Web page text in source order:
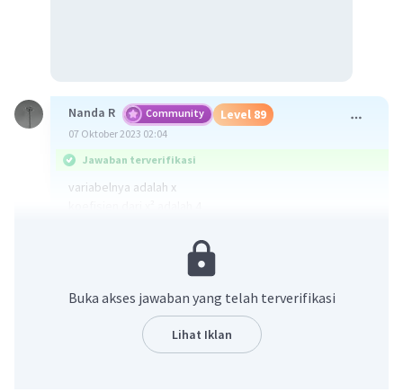
Nanda R Community Level 89
07 Oktober 2023 02:04
Jawaban terverifikasi
variabelnya adalah x
Buka akses jawaban yang telah terverifikasi
Lihat Iklan